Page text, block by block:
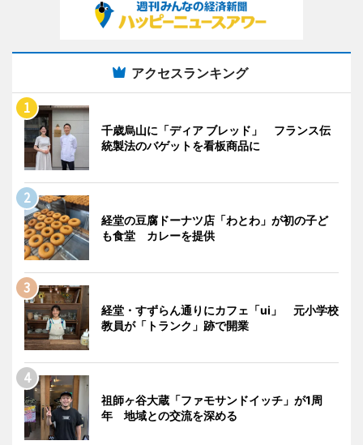
アクセスランキング
千歳烏山に「ディア ブレッド」 フランス伝
統製法のバゲットを看板商品に
経堂の豆腐ドーナツ店「わとわ」が初の子ど
も食堂 カレーを提供
経堂・すずらん通りにカフェ「ui」 元小学校
教員が「トランク」跡で開業
祖師ヶ谷大蔵「ファモサンドイッチ」が1周
年 地域との交流を深める